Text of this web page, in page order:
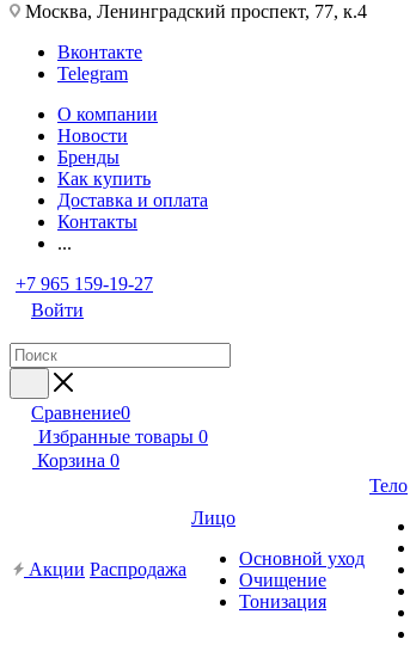
Москва, Ленинградский проспект, 77, к.4
Вконтакте
Telegram
О компании
Новости
Бренды
Как купить
Доставка и оплата
Контакты
...
+7 965 159-19-27
Войти
Сравнение0
Избранные товары 0
Корзина 0
Акции Распродажа
Лицо
Основной уход
Очищение
Тонизация
Тело